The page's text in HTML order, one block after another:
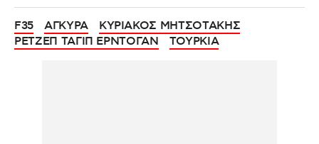
F35 ΑΓΚΥΡΑ
ΚΥΡΙΑΚΟΣ ΜΗΤΣΟΤΑΚΗΣ
ΡΕΤΖΕΠ ΤΑΓΙΠ ΕΡΝΤΟΓΑΝ
ΤΟΥΡΚΙΑ